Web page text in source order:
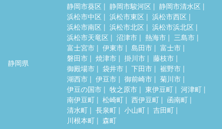
静岡県
静岡市葵区 静岡市駿河区
静岡市清水区
浜松市中区
浜松市東区
浜松市西区
浜松市南区
浜松市北区
浜松市浜北区
浜松市天竜区
沼津市 熱海市
三島市
富士宮市
伊東市 島田市
富士市
磐田市
焼津市 掛川市
藤枝市
御殿場市
袋井市 下田市
裾野市
湖西市
伊豆市 御前崎市
菊川市
伊豆の国市
牧之原市 東伊豆町
河津町
南伊豆町
松崎町 西伊豆町
函南町
清水町
長泉町 小山町
吉田町
川根本町
森町